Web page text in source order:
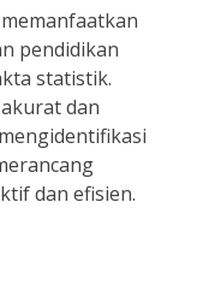
pendidikan
statistik.
dan
dan efisien.